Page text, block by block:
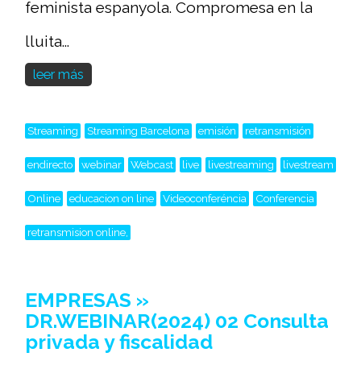
feminista espanyola. Compromesa en la
lluita...
leer más
Streaming Streaming Barcelona emisión retransmisión
endirecto webinar Webcast live livestreaming livestream
Online educacion on line Videoconferéncia Conferencia
retransmision online,
EMPRESAS »
DR.WEBINAR(2024) 02 Consulta
privada y fiscalidad